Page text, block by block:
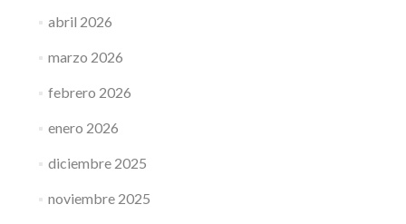
abril 2026
marzo 2026
febrero 2026
enero 2026
diciembre 2025
noviembre 2025